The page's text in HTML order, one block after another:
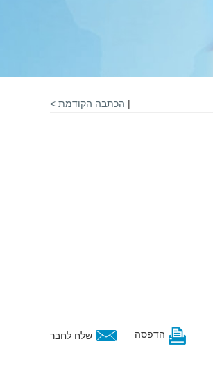
| הכתבה הקודמת >
שלח לחבר הדפסה